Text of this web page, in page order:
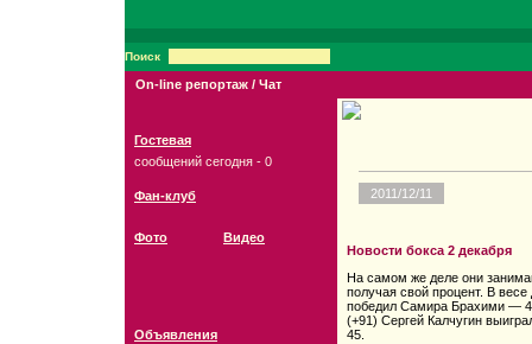
Поиск
On-line репортаж / Чат
Гостевая
сообщений сегодня - 0
Фан-клуб
Фото Видео
Объявления
2011/12/11
Новости бокса 2 декабря
На самом же деле они
получая свой процент. В
победил Самира Брахими —
(+91) Сергей Калчугин
45.